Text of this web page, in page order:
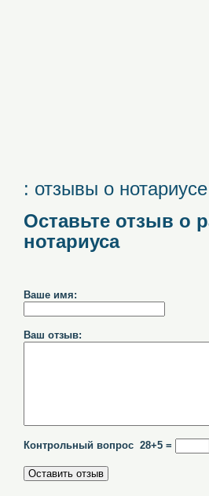
: отзывы о нотариусе
Оставьте отзыв о
нотариуса
Ваше имя:
Ваш отзыв:
Контрольный вопрос 28+5 =